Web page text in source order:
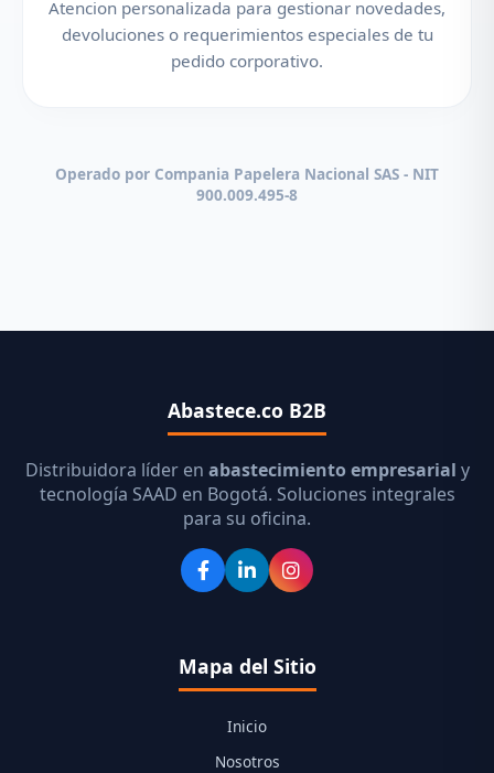
Atencion personalizada para gestionar novedades,
devoluciones o requerimientos especiales de tu
pedido corporativo.
Operado por Compania Papelera Nacional SAS - NIT
900.009.495-8
Abastece.co B2B
Distribuidora líder en abastecimiento empresarial y
tecnología SAAD en Bogotá. Soluciones integrales
para su oficina.
Mapa del Sitio
Inicio
Nosotros